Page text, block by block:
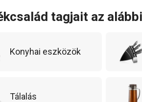
például a gyorsforraló,
Ez a termékcsalád azok
elérhető áron szeretnék
tagjait az
Konyhai eszközök
Tálalás